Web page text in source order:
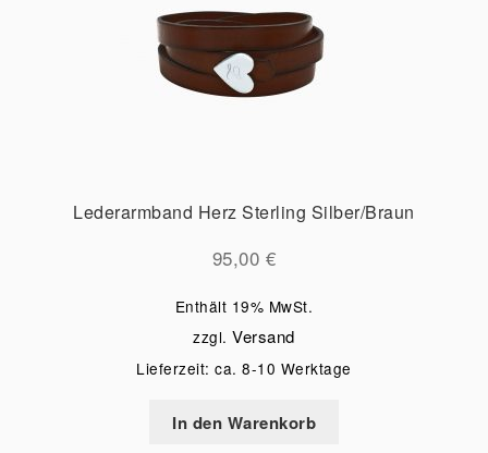
Lederarmband Herz Sterling Silber/Braun
95,00 €
Enthält 19% MwSt.
zzgl.Versand
Lieferzeit: ca. 8-10 Werktage
In den Warenkorb